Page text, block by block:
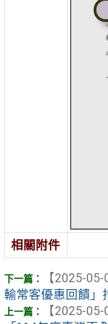
相關附件
【2025-05-
輸常客優惠回饋」
【2025-05-